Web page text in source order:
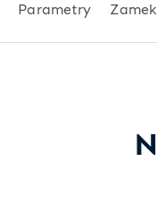
Parametry Zamek